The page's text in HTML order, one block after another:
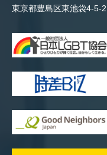
東京都豊島区東池袋4-5-